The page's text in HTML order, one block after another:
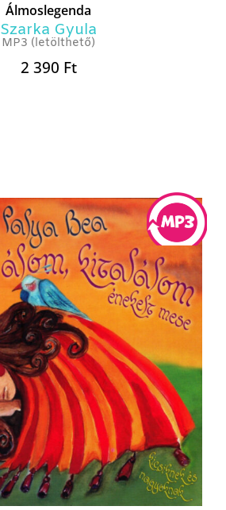
Álmoslegenda
Szarka Gyula
MP3 (letölthető)
2 390 Ft